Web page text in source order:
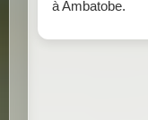
à Ambatobe.